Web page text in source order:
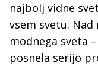
najbolj vidne
vsem svetu.
modnega sveta –
posnela serijo